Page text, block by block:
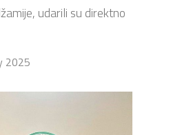
udarili su direktno
2025